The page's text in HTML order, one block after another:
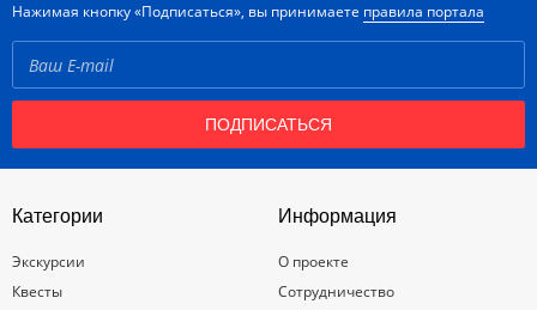
Нажимая кнопку «Подписаться», вы принимаете правила портала
ПОДПИСАТЬСЯ
Категории
Экскурсии
Квесты
Информация
О проекте
Сотрудничество